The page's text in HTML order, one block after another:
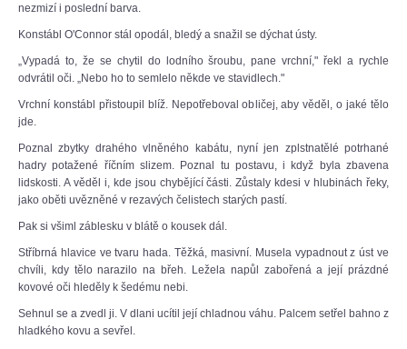
nezmizí i poslední barva.
Konstábl O'Connor stál opodál, bledý a snažil se dýchat ústy.
„Vypadá to, že se chytil do lodního šroubu, pane vrchní," řekl a rychle
odvrátil oči. „Nebo ho to semlelo někde ve stavidlech."
Vrchní konstábl přistoupil blíž. Nepotřeboval obličej, aby věděl, o jaké tělo
jde.
Poznal zbytky drahého vlněného kabátu, nyní jen zplstnatělé potrhané
hadry potažené říčním slizem. Poznal tu postavu, i když byla zbavena
lidskosti. A věděl i, kde jsou chybějící části. Zůstaly kdesi v hlubinách řeky,
jako oběti uvězněné v rezavých čelistech starých pastí.
Pak si všiml záblesku v blátě o kousek dál.
Stříbrná hlavice ve tvaru hada. Těžká, masivní. Musela vypadnout z úst ve
chvíli, kdy tělo narazilo na břeh. Ležela napůl zabořená a její prázdné
kovové oči hleděly k šedému nebi.
Sehnul se a zvedl ji. V dlani ucítil její chladnou váhu. Palcem setřel bahno z
hladkého kovu a sevřel.